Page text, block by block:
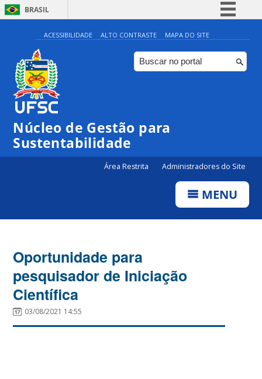
BRASIL
Simplifique!
Comunica BR
Participe
ACESSIBILIDADE ALTO CONTRASTE MAPA DO SITE
Núcleo de Gestão para
Sustentabilidade
Área Restrita Administradores do Site
MENU
Oportunidade para
pesquisador de Iniciação
Científica
03/08/2021 14:55